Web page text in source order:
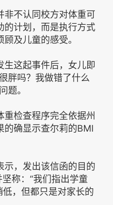
不认同校方对体重可
的计划，而是执行方式
及儿童的感受。
这起事件后，女儿即
胖吗？我做错了什么
题。
检查程序完全依据州
的确显示查尔莉的BMI
，发出该信函的目的
称：“我们指出学童
，但都只是对家长的